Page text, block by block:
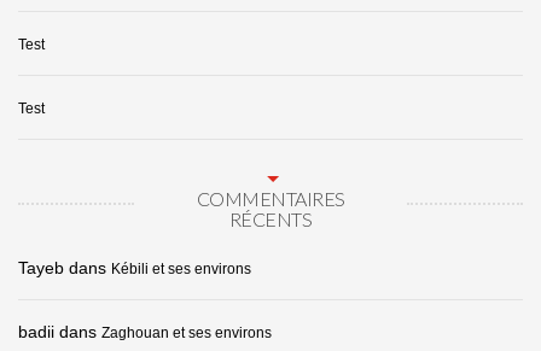
Test
Test
COMMENTAIRES
RÉCENTS
Tayeb dans Kébili et ses environs
badii dans Zaghouan et ses environs